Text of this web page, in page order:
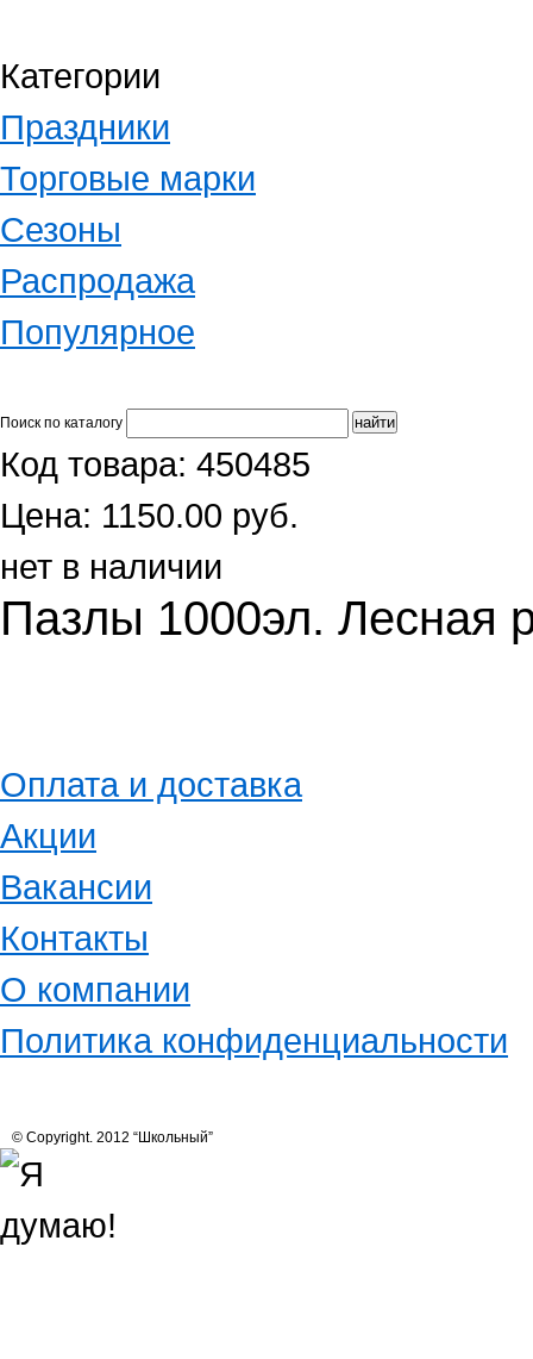
Категории
Праздники
Торговые марки
Сезоны
Распродажа
Популярное
Поиск по каталогу
Код товара: 450485
Цена: 1150.00 руб.
нет в наличии
Пазлы 1000эл. Лесная
Оплата и доставка
Акции
Вакансии
Контакты
О компании
Политика конфиденциальности
© Copyright. 2012 “Школьный”